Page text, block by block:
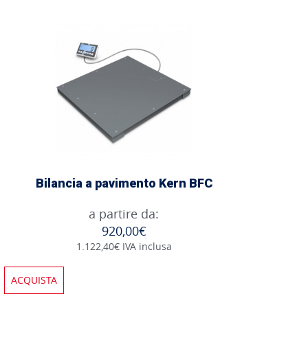
Bilancia a pavimento Kern BFC
a partire da:
920,00€
1.122,40€ IVA inclusa
ACQUISTA